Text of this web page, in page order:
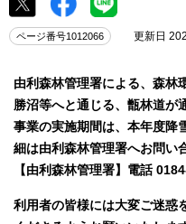
ページ番号1012066 更新日
由利森林管理署による、森林
勝沼等へと通じる、甑林道が
事業の実施期間は、本年度降
細は由利森林管理署へお問い
【由利森林管理署】電話
利用者の皆様には大変ご迷惑